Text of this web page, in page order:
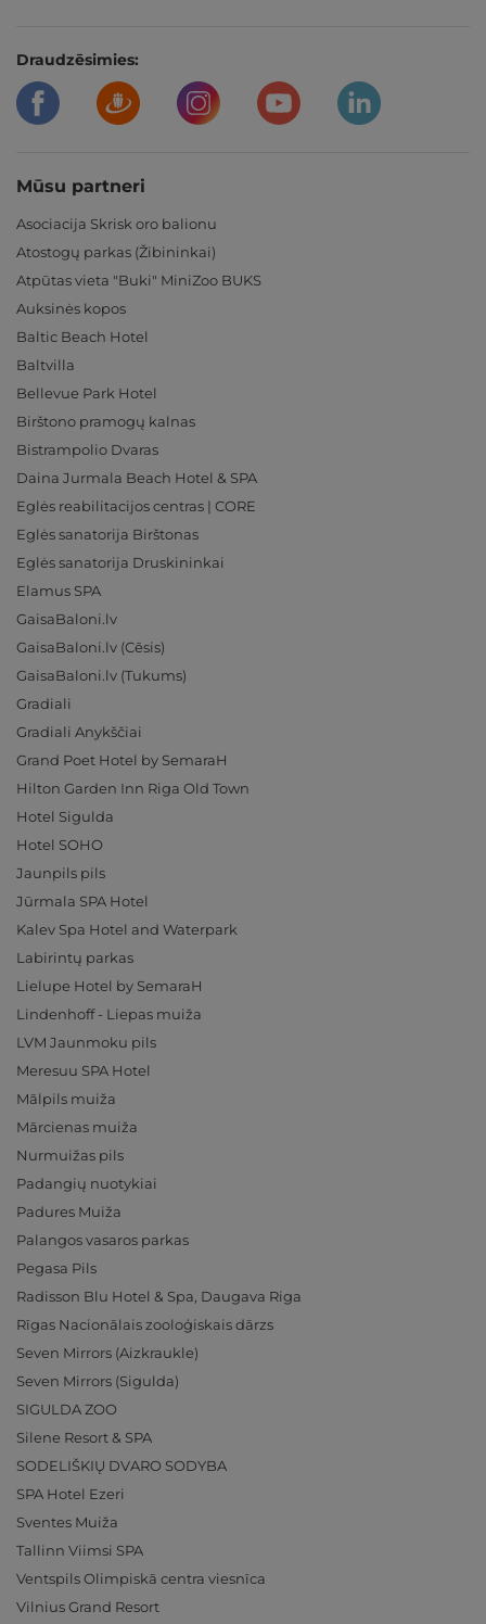
Draudzēsimies:
Mūsu partneri
Asociacija Skrisk oro balionu
Atostogų parkas (Žibininkai)
Atpūtas vieta "Buki" MiniZoo BUKS
Auksinės kopos
Baltic Beach Hotel
Baltvilla
Bellevue Park Hotel
Birštono pramogų kalnas
Bistrampolio Dvaras
Daina Jurmala Beach Hotel & SPA
Eglės reabilitacijos centras | CORE
Eglės sanatorija Birštonas
Eglės sanatorija Druskininkai
Elamus SPA
GaisaBaloni.lv
GaisaBaloni.lv (Cēsis)
GaisaBaloni.lv (Tukums)
Gradiali
Gradiali Anykščiai
Grand Poet Hotel by SemaraH
Hilton Garden Inn Riga Old Town
Hotel Sigulda
Hotel SOHO
Jaunpils pils
Jūrmala SPA Hotel
Kalev Spa Hotel and Waterpark
Labirintų parkas
Lielupe Hotel by SemaraH
Lindenhoff - Liepas muiža
LVM Jaunmoku pils
Meresuu SPA Hotel
Mālpils muiža
Mārcienas muiža
Nurmuižas pils
Padangių nuotykiai
Padures Muiža
Palangos vasaros parkas
Pegasa Pils
Radisson Blu Hotel & Spa, Daugava Riga
Rīgas Nacionālais zooloģiskais dārzs
Seven Mirrors (Aizkraukle)
Seven Mirrors (Sigulda)
SIGULDA ZOO
Silene Resort & SPA
SODELIŠKIŲ DVARO SODYBA
SPA Hotel Ezeri
Sventes Muiža
Tallinn Viimsi SPA
Ventspils Olimpiskā centra viesnīca
Vilnius Grand Resort